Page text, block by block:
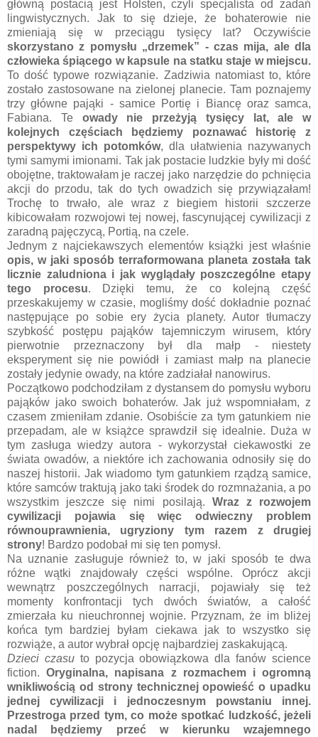
główną postacią jest Holsten, czyli specjalista od zadań
lingwistycznych. Jak to się dzieje, że bohaterowie nie
zmieniają się w przeciągu tysięcy lat? Oczywiście
skorzystano z pomysłu „drzemek” - czas mija, ale dla
człowiekaśpiącego w kapsule na statkustaje w miejscu.
To dość typowe rozwiązanie. Zadziwia natomiast to, które
zostało zastosowane na zielonej planecie. Tam poznajemy
trzy główne pająki - samice Portię i Biancę oraz samca,
Fabiana. Te owady nie przeżyją tysięcy lat, ale w
kolejnych częściach będziemy poznawać historię z
perspektywy ich potomków, dla ułatwienia nazywanych
tymi samymi imionami. Tak jak postacie ludzkie były mi dość
obojętne, traktowałam je raczej jako narzędzie do pchnięcia
akcji do przodu, tak do tych owadzich się przywiązałam!
Trochę to trwało, ale wraz z biegiem historii szczerze
kibicowałam rozwojowi tej nowej, fascynującej cywilizacji z
zaradną pajęczycą, Portią, na czele.
Jednym z najciekawszych elementów książki jest właśnie
opis, w jaki sposób terraformowana planeta została tak
licznie zaludniona i jak wyglądały poszczególne etapy
tego procesu. Dzięki temu, że co kolejną część
przeskakujemy w czasie, mogliśmy dość dokładnie poznać
następujące po sobie ery życia planety. Autor tłumaczy
szybkość postępu pająków tajemniczym wirusem, który
pierwotnie przeznaczony był dla małp - niestety
eksperyment się nie powiódł i zamiast małp na planecie
zostały jedynie owady, na które zadziałał nanowirus.
Początkowo podchodziłam z dystansem do pomysłu wyboru
pająków jako swoich bohaterów. Jak już wspomniałam, z
czasem zmieniłam zdanie. Osobiście za tym gatunkiem nie
przepadam, ale w książce sprawdził się idealnie. Duża w
tym zasługa wiedzy autora - wykorzystał ciekawostki ze
świata owadów, a niektóre ich zachowania odnosiły się do
naszej historii. Jak wiadomo tym gatunkiem rządzą samice,
które samców traktują jako taki środek do rozmnażania, a po
wszystkim jeszcze się nimi posilają. Wraz z rozwojem
cywilizacji pojawia się więc odwieczny problem
równouprawnienia, ugryziony tym razem z drugiej
strony! Bardzo podobał mi się ten pomysł.
Na uznanie zasługuje również to, w jaki sposób te dwa
różne wątki znajdowały części wspólne. Oprócz akcji
wewnątrz poszczególnych narracji, pojawiały się też
momenty konfrontacji tych dwóch światów, a całość
zmierzała ku nieuchronnej wojnie. Przyznam, że im bliżej
końca tym bardziej byłam ciekawa jak to wszystko się
rozwiąże, a autor wybrał opcję najbardziej zaskakującą.
Dzieci czasu to pozycja obowiązkowa dla fanów science
fiction.Oryginalna, napisana z rozmachem i ogromną
wnikliwością od strony technicznej opowieść o upadku
jednej cywilizacji i jednoczesnym powstaniu innej.
Przestroga przed tym, co może spotkać ludzkość, jeżeli
nadal będziemy przeć w kierunku wzajemnego